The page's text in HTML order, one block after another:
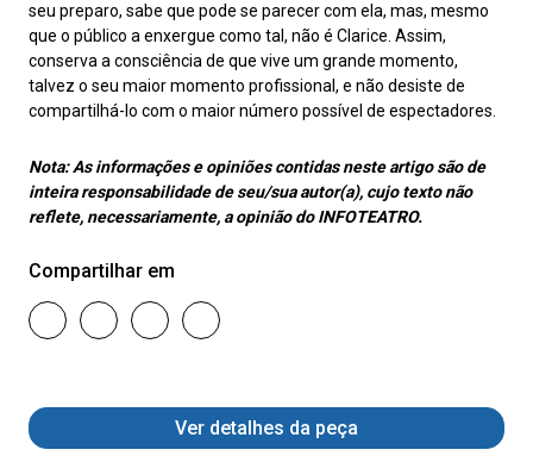
seu preparo, sabe que pode se parecer com ela, mas, mesmo
que o público a enxergue como tal, não é Clarice. Assim,
conserva a consciência de que vive um grande momento,
talvez o seu maior momento profissional, e não desiste de
compartilhá-lo com o maior número possível de espectadores.
Nota:As informações e opiniões contidas neste artigo são de
inteira responsabilidade de seu/sua autor(a), cujo texto não
reflete, necessariamente, a opinião do INFOTEATRO.
Compartilhar em
Ver detalhes da peça